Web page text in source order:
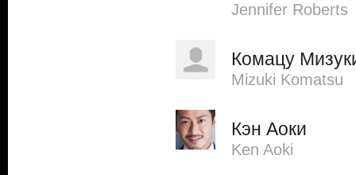
Jennifer Roberts
Комацу
Mizuki Komatsu
Кэн Аоки
Ken Aoki